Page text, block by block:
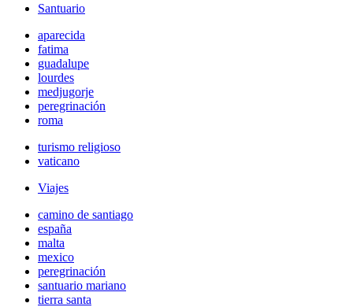
Santuario
aparecida
fatima
guadalupe
lourdes
medjugorje
peregrinación
roma
turismo religioso
vaticano
Viajes
camino de santiago
españa
malta
mexico
peregrinación
santuario mariano
tierra santa